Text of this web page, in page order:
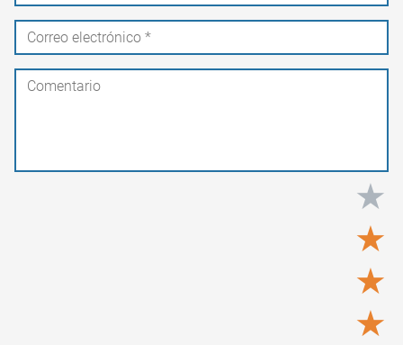
★
★
★
★